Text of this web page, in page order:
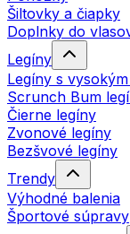
Šiltovky a čiapky
Doplnky do
Legíny
Legíny s
Scrunch Bum
Čierne legíny
Zvonové legíny
Bezšvové legíny
Trendy
Výhodné balenia
Športové súpravy